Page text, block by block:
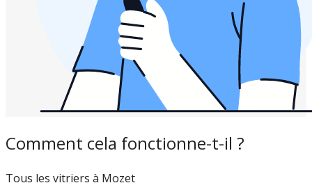
Comment cela fonctionne-t-il ?
Tous les vitriers à Mozet